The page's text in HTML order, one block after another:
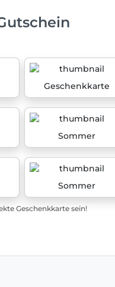
Geschenkkarte
Sommer
Sommer
Geschenkkarte sein!